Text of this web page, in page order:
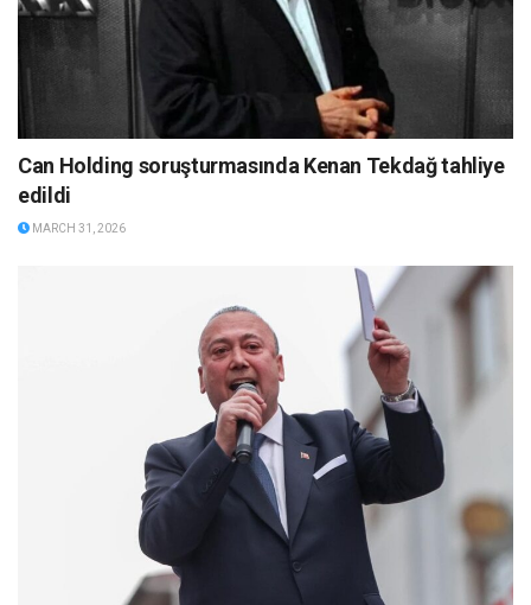
Can Holding soruşturmasında Kenan Tekdağ tahliye
edildi
MARCH 31, 2026